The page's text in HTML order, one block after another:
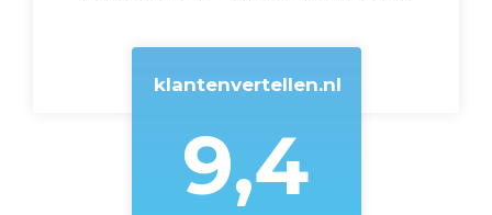
klantenvertellen.nl
9,4